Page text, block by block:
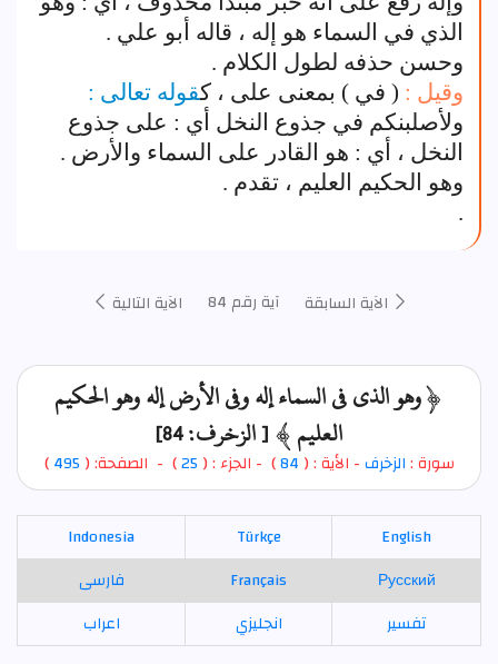
الذي في السماء هو إله ، قاله أبو علي .
وحسن حذفه لطول الكلام .
وقيل : ( في ) بمعنى على ، كقوله تعالى :
ولأصلبنكم في جذوع النخل أي : على جذوع
النخل ، أي : هو القادر على السماء والأرض .
وهو الحكيم العليم ، تقدم .
.
الآية السابقة آية رقم 84 الآية التالية
﴿ وهو الذي في السماء إله وفي الأرض إله وهو الحكيم
العليم ﴾ [ الزخرف: 84]
سورة :الزخرف- الأية : ( 84
) - الجزء : ( 25) - الصفحة: ( 495
)
English
Türkçe
Indonesia
Русский
Français
فارسی
تفسير
انجليزي اعراب